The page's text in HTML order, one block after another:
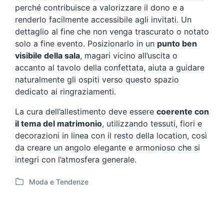
perché contribuisce a valorizzare il dono e a
renderlo facilmente accessibile agli invitati. Un
dettaglio al fine che non venga trascurato o notato
solo a fine evento. Posizionarlo in un punto ben
visibile della sala, magari vicino all’uscita o
accanto al tavolo della confettata, aiuta a guidare
naturalmente gli ospiti verso questo spazio
dedicato ai ringraziamenti.
La cura dell’allestimento deve essere coerente con
il tema del matrimonio, utilizzando tessuti, fiori e
decorazioni in linea con il resto della location, così
da creare un angolo elegante e armonioso che si
integri con l’atmosfera generale.
P
Moda e Tendenze